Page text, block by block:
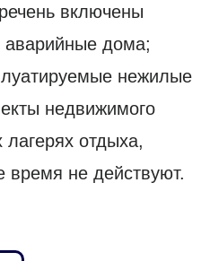
включены
аварийные дома;
нежилые
недвижимого
отдыха,
время не действуют.